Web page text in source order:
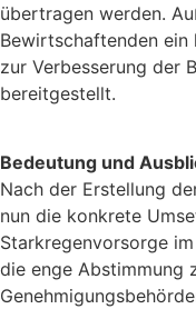
übertragen werden.
Bewirtschaftenden
zur Verbesserung der
bereitgestellt.
Bedeutung und
Nach der Erstellung
nun die konkrete
Starkregenvorsorge
die enge Abstimmung